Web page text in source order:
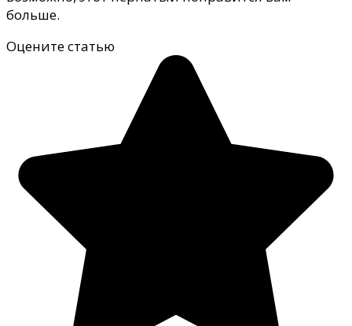
больше.
Оцените статью